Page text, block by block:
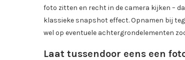
foto zitten en recht in de camera kijken –
klassieke snapshot effect. Opnamen bij
wel op eventuele achtergrondelementen
Laat tussendoor eens een